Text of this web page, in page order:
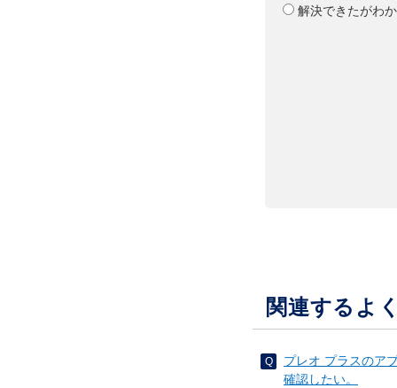
解決できたがわ
関連するよ
プレオ プラスのア
確認したい。